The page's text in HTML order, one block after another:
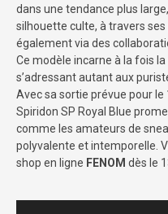
dans une tendance plus
silhouette culte, à travers
également via des
Ce modèle incarne à la fois
s’adressant autant aux
Avec sa sortie prévue pour
Spiridon SP Royal Blue
comme les amateurs de
polyvalente et intemporelle.
shop en ligne FENOM dès le